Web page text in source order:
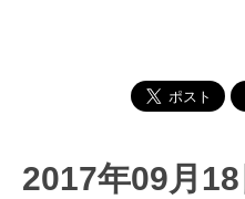
2017年09月